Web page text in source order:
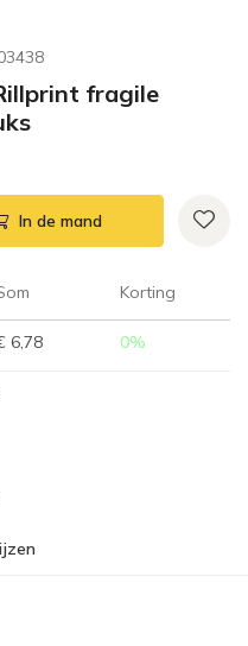
fragile
In de mand
Korting
6,78 0%